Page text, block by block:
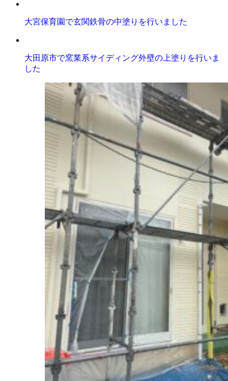
大宮保育園で玄関鉄骨の中塗りを行いました
大田原市で窯業系サイディング外壁の上塗りを行いま
した